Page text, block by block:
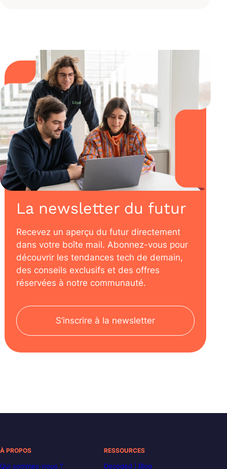
La newsletter du futur
Recevez un aperçu du futur directement
dans votre boîte mail. Abonnez-vous pour
découvrir les tendances tech de demain,
des conseils exclusifs et des offres
réservées à notre communauté.
S’inscrire à la newsletter
À PROPOS
Qui sommes-nous ?
RESSOURCES
Decoded | Blog